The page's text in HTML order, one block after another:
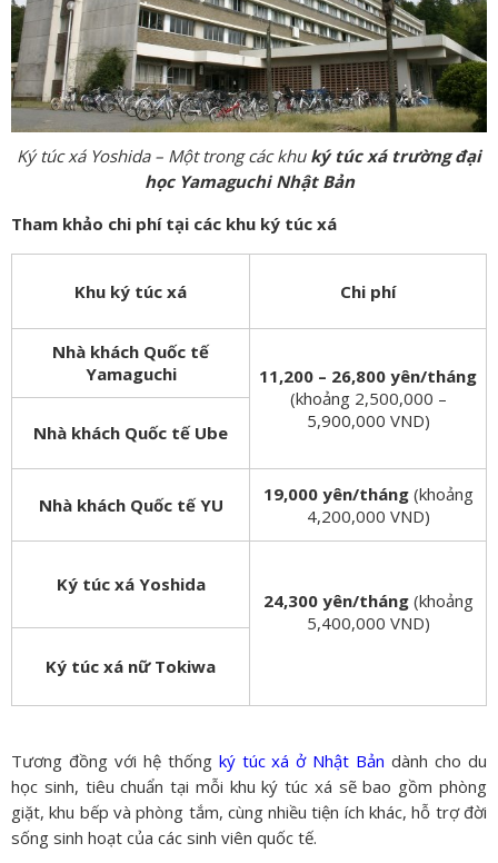
Ký túc xá Yoshida – Một trong các khu ký túc xá trường đại
học Yamaguchi Nhật Bản
Tham khảo chi phí tại các khu ký túc xá
Khu ký túc xá Chi phí
Nhà khách Quốc tế
Yamaguchi
11,200 – 26,800 yên/tháng
(khoảng 2,500,000 –
5,900,000 VND)
Nhà khách Quốc tế Ube
Nhà khách Quốc tế YU 19,000 yên/tháng (khoảng
4,200,000 VND)
Ký túc xá Yoshida
24,300 yên/tháng (khoảng
5,400,000 VND)
Ký túc xá nữ Tokiwa
Tương đồng với hệ thống ký túc xá ở Nhật Bản dành cho du
học sinh, tiêu chuẩn tại mỗi khu ký túc xá sẽ bao gồm phòng
giặt, khu bếp và phòng tắm, cùng nhiều tiện ích khác, hỗ trợ đời
sống sinh hoạt của các sinh viên quốc tế.